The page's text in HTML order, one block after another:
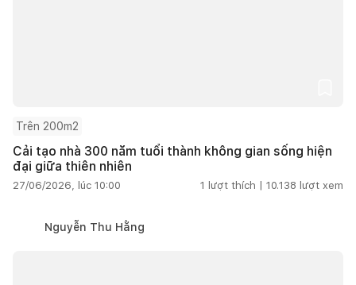
Trên 200m2
Cải tạo nhà 300 năm tuổi thành không gian sống hiện
đại giữa thiên nhiên
27/06/2026, lúc 10:00 1 lượt thích | 10.138 lượt xem
Nguyễn Thu Hằng